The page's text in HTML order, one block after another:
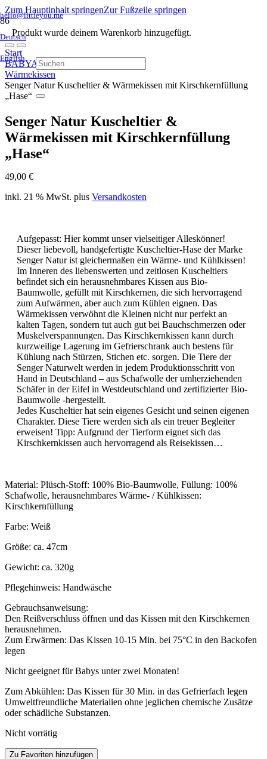
Zum Hauptinhalt springenZur Fußzeile springen
hello@littleyou.me
Deutsch
English
Produkt wurde deinem Warenkorb hinzugefügt.
Start
BABYAUSSTATTUNG
Wärmekissen
Senger Natur Kuscheltier & Wärmekissen mit Kirschkernfüllung
„Hase“
Senger Natur Kuscheltier &
Wärmekissen mit Kirschkernfüllung
„Hase“
49,00 €
inkl. 21 % MwSt. plus Versandkosten
Aufgepasst: Hier kommt unser vielseitiger Alleskönner!
Dieser liebevoll, handgefertigte Kuscheltier-Hase der Marke
Senger Natur ist gleichermaßen ein Wärme- und Kühlkissen!
Im Inneren des liebenswerten und zeitlosen Kuscheltiers
befindet sich ein herausnehmbares Kissen aus Bio-
Baumwolle, gefüllt mit Kirschkernen, die sich hervorragend
zum Aufwärmen, aber auch zum Kühlen eignen. Das
Wärmekissen verwöhnt die Kleinen nicht nur perfekt an
kalten Tagen, sondern tut auch gut bei Bauchschmerzen oder
Muskelverspannungen. Das Kirschkernkissen kann durch
kurzweilige Lagerung im Gefrierschrank auch bestens für
Kühlung nach Stürzen, Stichen etc. sorgen. Die Tiere der
Senger Naturwelt werden in jedem Produktionsschritt von
Hand in Deutschland – aus Schafwolle der umherziehenden
Schäfer in der Eifel in Westdeutschland und zertifizierter Bio-
Baumwolle -hergestellt.
Jedes Kuscheltier hat sein eigenes Gesicht und seinen eigenen
Charakter. Diese Tiere werden sich als ein treuer Begleiter
erweisen! Tipp: Aufgrund der Tierform eignet sich das
Kirschkernkissen auch hervorragend als Reisekissen…
Material: Plüsch-Stoff: 100% Bio-Baumwolle, Füllung: 100%
Schafwolle, herausnehmbares Wärme- / Kühlkissen:
Kirschkernfüllung
Farbe: Weiß
Größe: ca. 47cm
Gewicht: ca. 320g
Pflegehinweis: Handwäsche
Gebrauchsanweisung:
Den Reißverschluss öffnen und das Kissen mit den Kirschkernen
herausnehmen.
Zum Erwärmen: Das Kissen 10-15 Min. bei 75°C in den Backofen
legen
Nicht geeignet für Babys unter zwei Monaten!
Zum Abkühlen: Das Kissen für 30 Min. in das Gefrierfach legen
Umweltfreundliche Materialien ohne jeglichen chemische Zusätze
oder schädliche Substanzen.
Nicht vorrätig
Zu Favoriten hinzufügen